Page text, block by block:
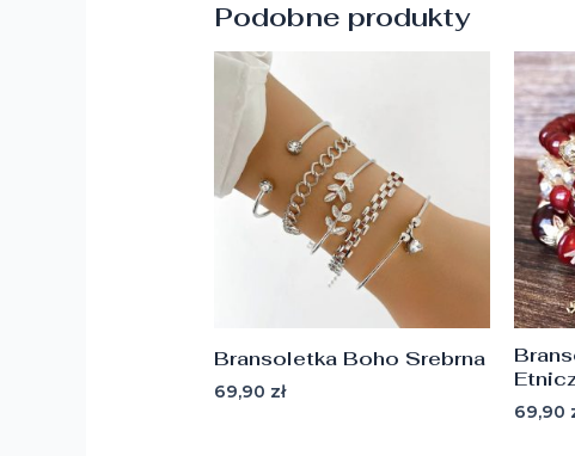
Podobne produkty
Bransoletka Boho Srebrna
69,90 zł
69,90